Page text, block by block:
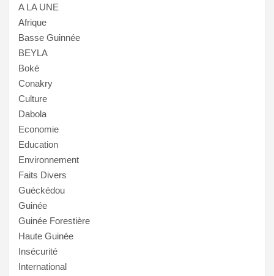
A LA UNE
Afrique
Basse Guinnée
BEYLA
Boké
Conakry
Culture
Dabola
Economie
Education
Environnement
Faits Divers
Guéckédou
Guinée
Guinée Forestière
Haute Guinée
Insécurité
International